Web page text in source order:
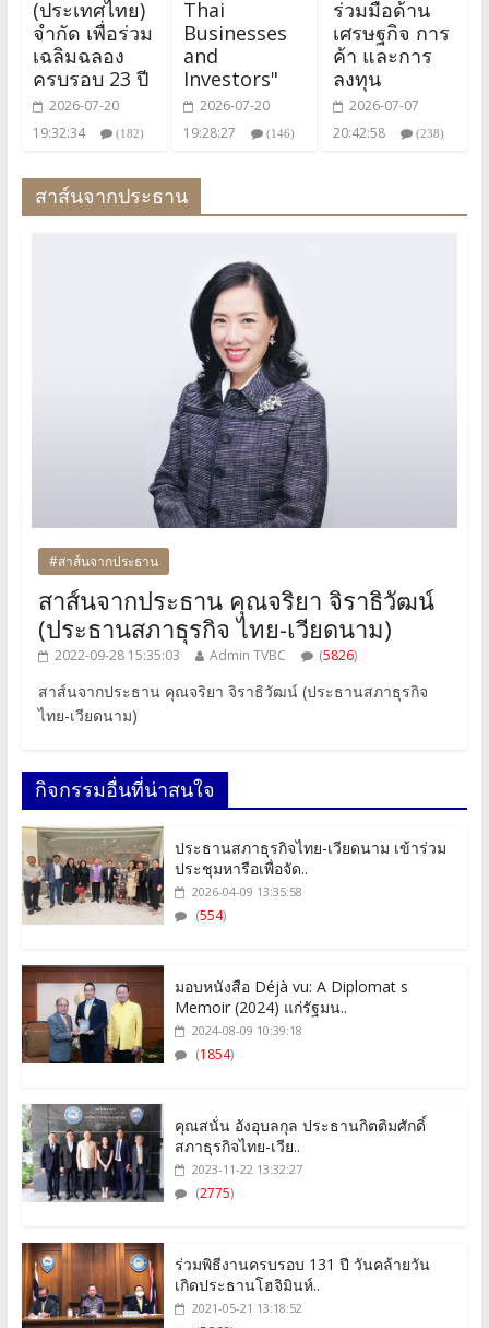
(ประเทศไทย)
จำกัด เพื่อร่วม
เฉลิมฉลอง
ครบรอบ 23 ปี
2026-07-20
19:32:34
(182)
Thai
Businesses
and
Investors"
2026-07-20
19:28:27
(146)
ร่วมมือด้าน
เศรษฐกิจ การ
ค้า และการ
ลงทุน
2026-07-07
20:42:58
(238)
สาส์นจากประธาน
#สาส์นจากประธาน
สาส์นจากประธาน คุณจริยา จิราธิวัฒน์
(ประธานสภาธุรกิจ ไทย-เวียดนาม)
2022-09-28 15:35:03 Admin TVBC (5826)
สาส์นจากประธาน คุณจริยา จิราธิวัฒน์ (ประธานสภาธุรกิจ
ไทย-เวียดนาม)
กิจกรรมอื่นที่น่าสนใจ
ประธานสภาธุรกิจไทย-เวียดนาม เข้าร่วม
ประชุมหารือเพื่อจัด..
2026-04-09 13:35:58
(554)
มอบหนังสือ Déjà vu: A Diplomat s
Memoir (2024) แก่รัฐมน..
2024-08-09 10:39:18
(1854)
คุณสนั่น อังอุบลกุล ประธานกิตติมศักดิ์
สภาธุรกิจไทย-เวีย..
2023-11-22 13:32:27
(2775)
ร่วมพิธีงานครบรอบ 131 ปี วันคล้ายวัน
เกิดประธานโฮจิมินห์..
2021-05-21 13:18:52